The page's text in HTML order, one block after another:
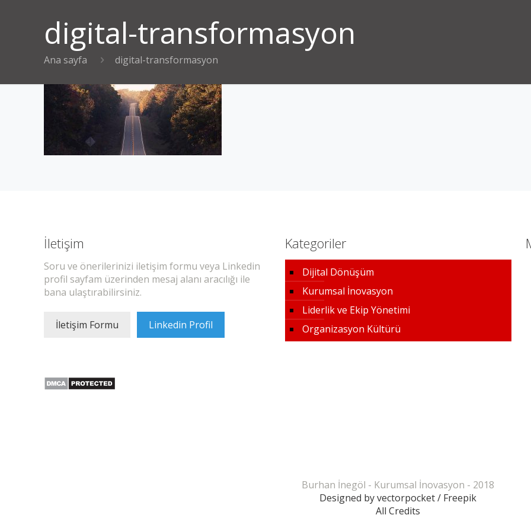
digital-transformasyon
Ana sayfa digital-transformasyon
İletişim
Soru ve önerilerinizi iletişim formu veya Linkedin
profil sayfam üzerinden mesaj alanı aracılığı ile
bana ulaştırabilirsiniz.
İletişim Formu Linkedin Profil
Kategoriler
Dijital Dönüşüm
Kurumsal İnovasyon
Liderlik ve Ekip Yönetimi
Organizasyon Kültürü
Burhan İnegöl - Kurumsal İnovasyon - 2018
Designed by vectorpocket / Freepik
All Credits